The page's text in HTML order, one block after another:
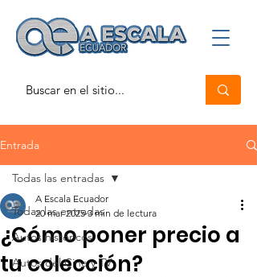
Entrada
Todas las entradas
Autos históricos
Autos del Cine y TV
Todas las entradas
¿Cómo poner precio a
tu colección?
A Escala Ecuador
20 mar 2025 3 min de lectura